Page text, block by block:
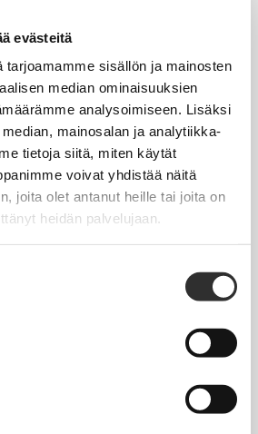
evästeitä
tarjoamamme sisällön ja mainosten
median ominaisuuksien
analysoimiseen. Lisäksi
mainosalan ja analytiikka-
tietoja siitä, miten käytät
voivat yhdistää näitä
joita olet antanut heille tai joita on
heidän palvelujaan.